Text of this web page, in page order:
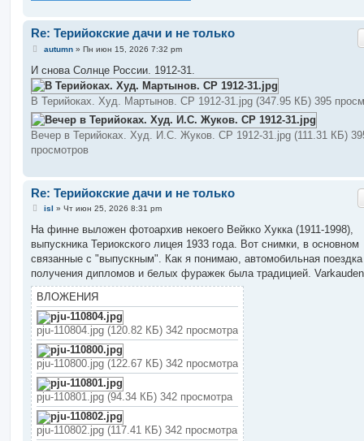
Re: Терийокские дачи и не только
С
о
б
щ
е
н
и
е
autumn» Пн июн 15, 2026 7:32 pm
И снова Солнце России. 1912-31.
В Терийоках. Худ. Мартынов. СР 1912-31.jpg (347.95 КБ) 395
Вечер в Терийоках. Худ. И.С. Жуков. СР 1912-31.jpg (111.31 КБ)
просмотров
Re: Терийокские дачи и не только
С
о
щ
е
и
е
isl » Чт июн 25, 2026 8:31 pm
На финне выложен фотоархив некоего Вейкко Хукка (1911-1998),
выпускника Териокского лицея 1933 года. Вот снимки, в основном
связанные с "выпускным". Как я понимаю, автомобильная
получения дипломов и белых фуражек была традицией.
ВЛОЖЕНИЯ
pju-110804.jpg (120.82 КБ) 342 просмотра
pju-110800.jpg (122.67 КБ) 342 просмотра
pju-110801.jpg (94.34 КБ) 342 просмотра
pju-110802.jpg (117.41 КБ) 342 просмотра